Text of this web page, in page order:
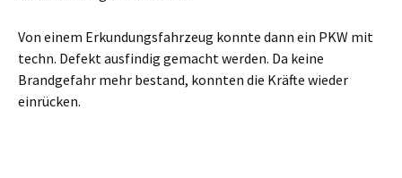
Von einem Erkundungsfahrzeug konnte dann ein PKW mit
techn. Defekt ausfindig gemacht werden. Da keine
Brandgefahr mehr bestand, konnten die Kräfte wieder
einrücken.